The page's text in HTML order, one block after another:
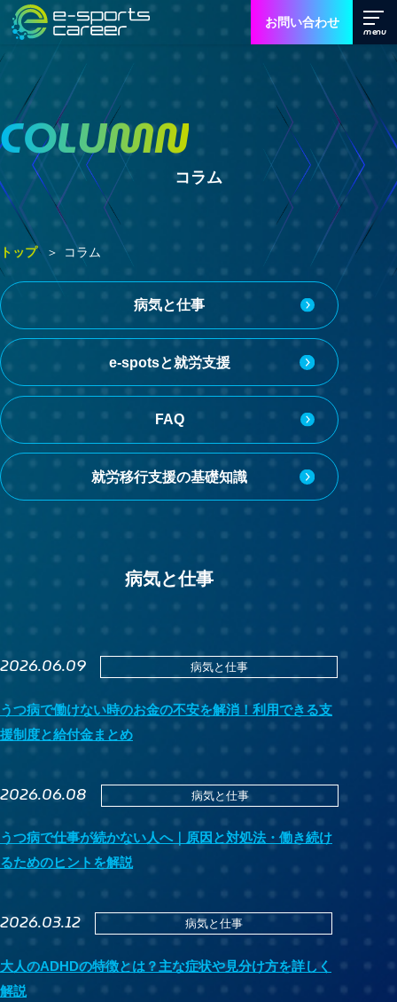
お問い合わせ
COLUMN
コラム
トップ コラム
病気と仕事
e-spotsと就労支援
FAQ
就労移行支援の基礎知識
病気と仕事
2026.06.09 病気と仕事
うつ病で働けない時のお金の不安を解消！利用できる支
援制度と給付金まとめ
2026.06.08 病気と仕事
うつ病で仕事が続かない人へ｜原因と対処法・働き続け
るためのヒントを解説
2026.03.12 病気と仕事
大人のADHDの特徴とは？主な症状や見分け方を詳しく
解説